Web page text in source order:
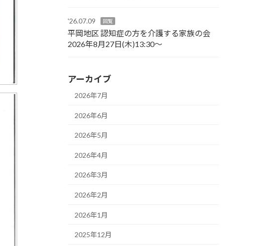
'26.07.09 回覧
平岡地区 認知症の方を介護する家族の会
2026年8月27日(木)13:30～
アーカイブ
2026年7月
2026年6月
2026年5月
2026年4月
2026年3月
2026年2月
2026年1月
2025年12月